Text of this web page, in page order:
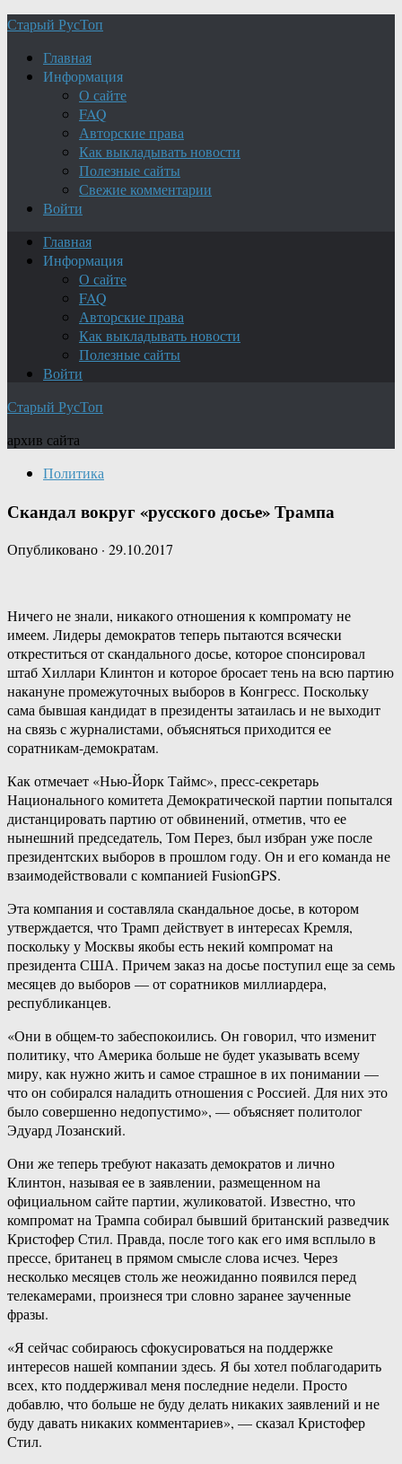
Старый РусТоп
Главная
Информация
О сайте
FAQ
Авторские права
Как выкладывать новости
Полезные сайты
Свежие комментарии
Войти
Главная
Информация
О сайте
FAQ
Авторские права
Как выкладывать новости
Полезные сайты
Войти
Старый РусТоп
архив сайта
Политика
Скандал вокруг «русского досье» Трампа
Опубликовано · 29.10.2017
Ничего не знали, никакого отношения к компромату не
имеем. Лидеры демократов теперь пытаются всячески
откреститься от скандального досье, которое спонсировал
штаб Хиллари Клинтон и которое бросает тень на всю партию
накануне промежуточных выборов в Конгресс. Поскольку
сама бывшая кандидат в президенты затаилась и не выходит
на связь с журналистами, объясняться приходится ее
соратникам-демократам.
Как отмечает «Нью-Йорк Таймс», пресс-секретарь
Национального комитета Демократической партии попытался
дистанцировать партию от обвинений, отметив, что ее
нынешний председатель, Том Перез, был избран уже после
президентских выборов в прошлом году. Он и его команда не
взаимодействовали с компанией FusionGPS.
Эта компания и составляла скандальное досье, в котором
утверждается, что Трамп действует в интересах Кремля,
поскольку у Москвы якобы есть некий компромат на
президента США. Причем заказ на досье поступил еще за семь
месяцев до выборов — от соратников миллиардера,
республиканцев.
«Они в общем-то забеспокоились. Он говорил, что изменит
политику, что Америка больше не будет указывать всему
миру, как нужно жить и самое страшное в их понимании —
что он собирался наладить отношения с Россией. Для них это
было совершенно недопустимо», — объясняет политолог
Эдуард Лозанский.
Они же теперь требуют наказать демократов и лично
Клинтон, называя ее в заявлении, размещенном на
официальном сайте партии, жуликоватой. Известно, что
компромат на Трампа собирал бывший британский разведчик
Кристофер Стил. Правда, после того как его имя всплыло в
прессе, британец в прямом смысле слова исчез. Через
несколько месяцев столь же неожиданно появился перед
телекамерами, произнеся три словно заранее заученные
фразы.
«Я сейчас собираюсь сфокусироваться на поддержке
интересов нашей компании здесь. Я бы хотел поблагодарить
всех, кто поддерживал меня последние недели. Просто
добавлю, что больше не буду делать никаких заявлений и не
буду давать никаких комментариев», — сказал Кристофер
Стил.